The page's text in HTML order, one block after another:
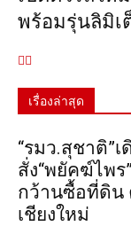
พร้อมรุ่นลิมิเ
เรื่องล่าสุด
“รมว.สุชาติ”
สั่ง“พยัคฆ์ไพ
กว้านซื้อที่ดิน
เชียงใหม่